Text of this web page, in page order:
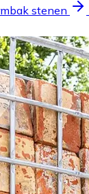
stenen